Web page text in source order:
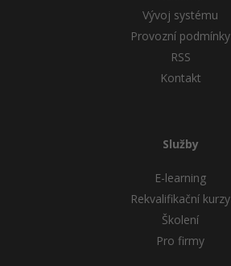
Vývoj systému
Provozní podmínky
RSS
Kontakt
Služby
E-learning
Rekvalifikační kurzy
Školení
Pro firmy